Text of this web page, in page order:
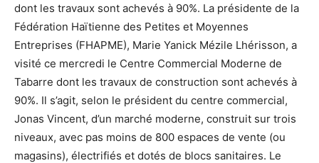
dont les travaux sont achevés à 90%. La présidente de la
Fédération Haïtienne des Petites et Moyennes
Entreprises (FHAPME), Marie Yanick Mézile Lhérisson, a
visité ce mercredi le Centre Commercial Moderne de
Tabarre dont les travaux de construction sont achevés à
90%. Il s’agit, selon le président du centre commercial,
Jonas Vincent, d’un marché moderne, construit sur trois
niveaux, avec pas moins de 800 espaces de vente (ou
magasins), électrifiés et dotés de blocs sanitaires. Le